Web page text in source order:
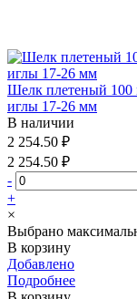
Шелк плетеный 100
иглы 17-26 мм
В наличии
2 254.50 ₽
2 254.50 ₽
-
+
×
Выбрано
В корзину
Добавлено
Подробнее